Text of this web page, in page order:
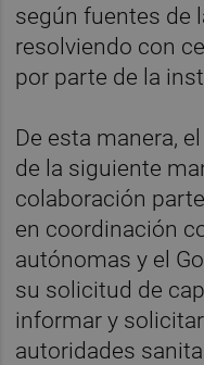
según fuentes de
resolviendo con
por parte de la
De esta manera,
de la siguiente
colaboración
en coordinación
autónomas y el
su solicitud de
informar y
autoridades